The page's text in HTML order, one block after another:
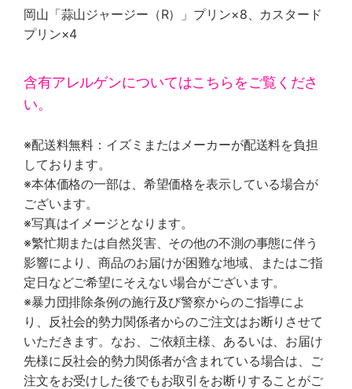
岡山「蒜山ジャージー（R）」プリン×8、カスタード
プリン×4
含有アレルゲンについてはこちらをご覧くださ
い。
※配送料無料：イズミまたはメーカーが配送料を負担
しております。
※本体価格の一部は、希望価格を表示している場合が
ございます。
※写真はイメージとなります。
※繁忙期または自然災害、その他の不測の事態に伴う
影響により、商品のお届けが困難な地域、またはご指
定日などご希望にそえない場合がございます。
※暴力団排除条例の施行及び警察からのご指導によ
り、反社会的勢力関係者からのご注文はお断りさせて
いただきます。なお、ご依頼主様、あるいは、お届け
先様に反社会的勢力関係者が含まれている場合は、ご
注文をお受けした後でもお取引をお断りすることがご